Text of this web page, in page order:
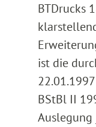
BTDrucks
ist die
BStBl II